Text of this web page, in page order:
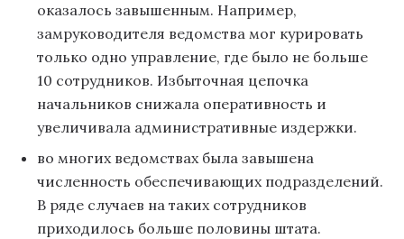
оказалось завышенным. Например,
замруководителя ведомства мог курировать
только одно управление, где было не больше
10 сотрудников. Избыточная цепочка
начальников снижала оперативность и
увеличивала административные издержки.
во многих ведомствах была завышена
численность обеспечивающих подразделений.
В ряде случаев на таких сотрудников
приходилось больше половины штата.